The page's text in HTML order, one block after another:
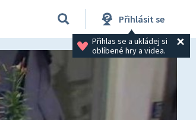
Přihlásit se
Přihlas se a ukládej si
oblíbené hry a videa.